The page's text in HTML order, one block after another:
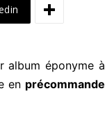
album éponyme à
en précommande